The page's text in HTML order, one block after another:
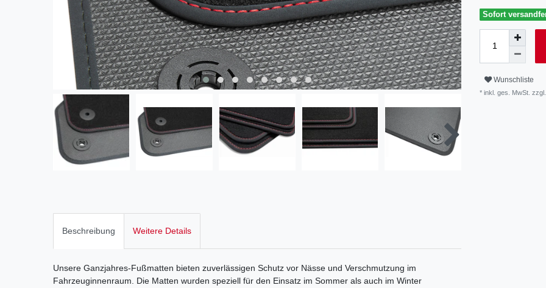
Sofort
Wunschliste
* inkl. ges. MwSt. zzgl.
Beschreibung Weitere Details
Unsere Ganzjahres-Fußmatten bieten zuverlässigen Schutz vor Nässe und Verschmutzung im
Fahrzeuginnenraum. Die Matten wurden speziell für den Einsatz im Sommer als auch im Winter